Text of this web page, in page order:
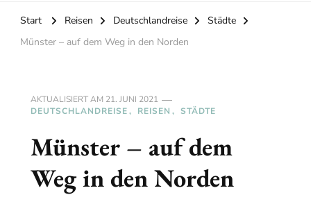
Start Reisen Deutschlandreise
Städte
Münster – auf dem Weg in den Norden
AKTUALISIERT AM 21. JUNI 2021
DEUTSCHLANDREISE
REISEN STÄDTE
Münster – auf dem
Weg in den Norden